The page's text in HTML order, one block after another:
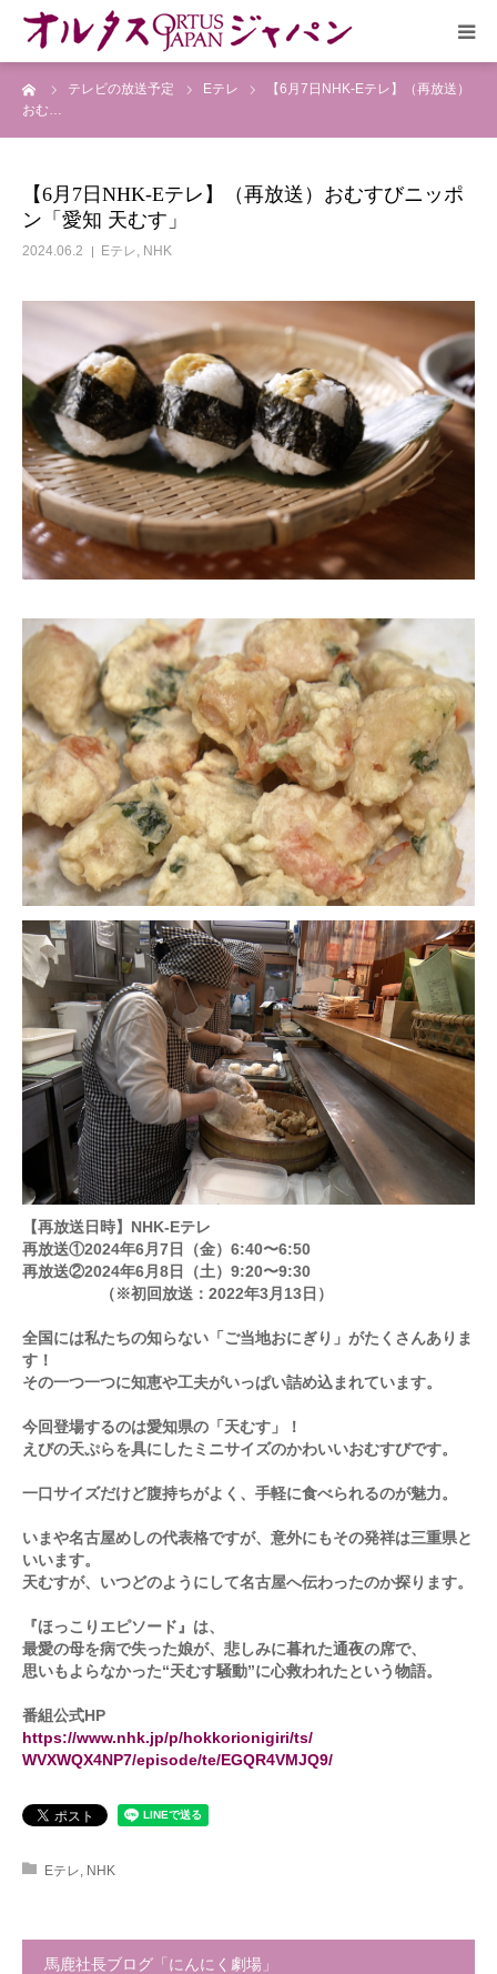
テレビの放送予定 Eテレ
【6月7日NHK-Eテレ】（再放送）
おむ…
【6月7日NHK-Eテレ】（再放送）おむすびニッポ
ン「愛知 天むす」
2024.06.2 Eテレ, NHK
【再放送日時】NHK-Eテレ
再放送①2024年6月7日（金）6:40〜6:50
再放送②2024年6月8日（土）9:20〜9:30
（※初回放送：2022年3月13日）
全国には私たちの知らない「ご当地おにぎり」がたくさんありま
す！
その一つ一つに知恵や工夫がいっぱい詰め込まれています。
今回登場するのは愛知県の「天むす」！
えびの天ぷらを具にしたミニサイズのかわいいおむすびです。
一口サイズだけど腹持ちがよく、手軽に食べられるのが魅力。
いまや名古屋めしの代表格ですが、意外にもその発祥は三重県と
いいます。
天むすが、いつどのようにして名古屋へ伝わったのか探ります。
『ほっこりエピソード』は、
最愛の母を病で失った娘が、悲しみに暮れた通夜の席で、
思いもよらなかった“天むす騒動”に心救われたという物語。
番組公式HP
https://www.nhk.jp/p/hokkorionigiri/ts/
WVXWQX4NP7/episode/te/EGQR4VMJQ9/
Eテレ, NHK
馬鹿社長ブログ「にんにく劇場」
HOME
作品リスト
企画実現部
リクルート
会社概要
お問合せ